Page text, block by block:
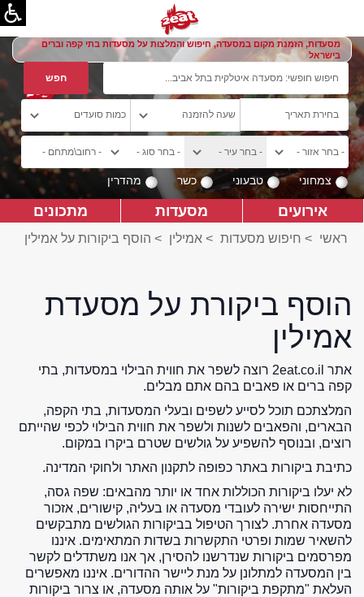
מסעדות, הזמנת מקום במסעדה, חיפוש והמלצות על מסעדות בתי קפה וברים
בישראל
צמחוני טבעוני כשר מהדרין
אירועים מסעדות מתכונים
ראשי > חיפוש מסעדות > אמילין > הוסף ביקורות על אמילין
הוסף ביקורת על מסעדת
אמילין
אתר 2eat.co.il רוצה לשפר את חווית הבילוי במסעדות, בתי
קפה ברים או פאבים בהם אתם מבלים.
המלצתכם תוכל לסייע לשפים ובעלי המסעדות, בתי הקפה,
הבארים, והפאבים לשנות ולשפר את חווית הבילוי לכפי שהייתם
רוצים, ובנוסף להשפיע על גולשים שטרם ביקרו במקום.
כתיבת ביקורות באתר כפופה לתקנון האתר ולחוקי המדינה.
לא יעלו ביקורות הכוללות אחד או יותר מהבאים: שפה גסה,
התייחסות ישירה לעובדי מסעדה או בעליה, קישורים, אזכור
מסעדה אחרת. לצורך הטיפול בביקורות הגולשים מתבקשים
להשאיר שמות ופרטי התקשרות בשדות המתאימים. איננו
מפרסמים ביקורות שנדרשנו להסירן, אך אנו משתדלים לקשר
בין המסעדה למתלונן על מנת ליישר ההדורים. איננו מאפשרים
העלאת "מתקפת ביקורות" על אותה מסעדה, או צרור ביקורות